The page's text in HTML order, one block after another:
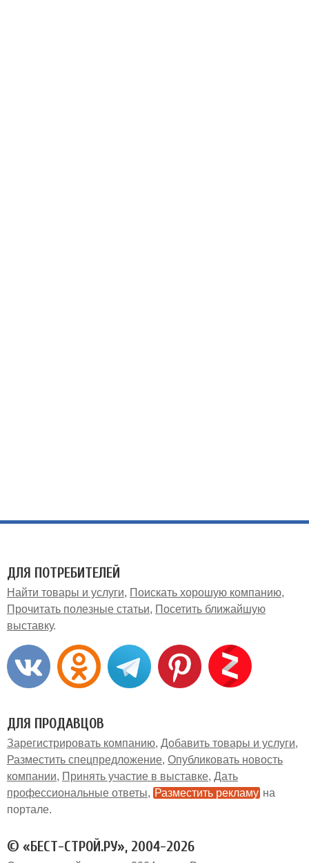
ДЛЯ ПОТРЕБИТЕЛЕЙ
Найти товары и услуги
Поискать хорошую компанию
Прочитать полезные статьи
Посетить ближайшую
выставку
ДЛЯ ПРОДАВЦОВ
Зарегистрировать компанию Добавить товары и услуги
Разместить спецпредложение Опубликовать новость
компании
Принять участие в выставке Дать
профессиональные ответы
Разместить рекламу на
портале
© «БЕСТ-СТРОЙ.РУ», 2004-2026